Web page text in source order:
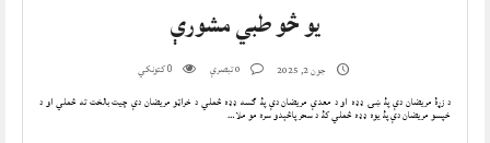
يو څو طبي مشورې
جون 2, 2025 0کتونکي
د زړۀ مريضان دې پۀ ښۍ ډډه او د معدې مريضان دې پۀ ګسه ډډه څملي د خراټو مريضان دې چيت بالخت ته څملي او د
خپسو مريضان دې پۀ يوه ډډه څملي کۀ د سحر پاڅېدو سره مو ملا…